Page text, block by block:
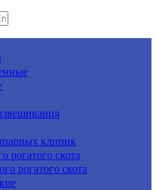
клиник
рогатого скота
рогатого скота